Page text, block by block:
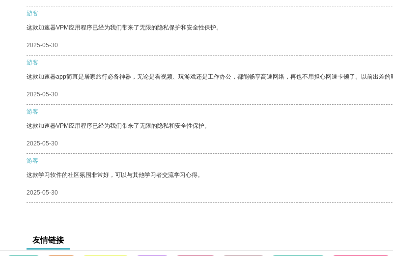
游客
这款加速器VPM应用程序已经为我们带来了无限的隐私保护和安全性保护。
2025-05-30
游客
这款加速器app简直是居家旅行必备神器，无论是看视频、玩游戏还是工作办公，都能畅享高速网络，再也不用担心网速卡顿了。以前出差
2025-05-30
游客
这款加速器VPM应用程序已经为我们带来了无限的隐私和安全性保护。
2025-05-30
游客
这款学习软件的社区氛围非常好，可以与其他学习者交流学习心得。
2025-05-30
友情链接